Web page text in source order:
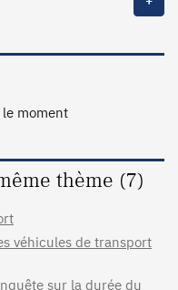
moment
thème (7)
véhicules de transport
sur la durée du